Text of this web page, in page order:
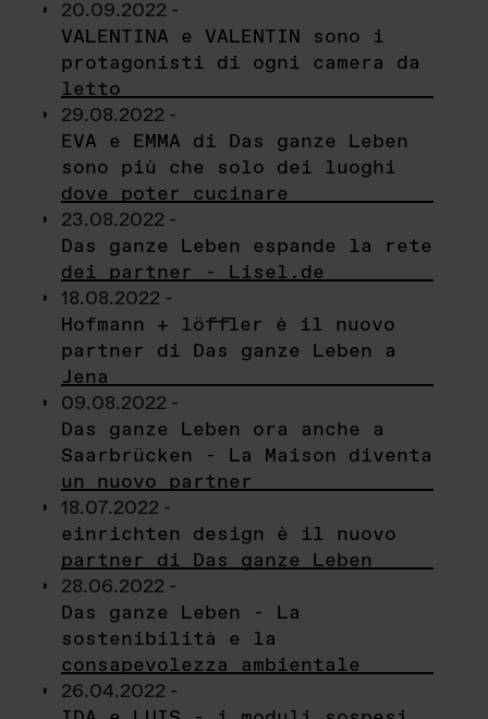
20.09.2022 -
VALENTINA e VALENTIN sono i
protagonisti di ogni camera da
letto
29.08.2022 -
EVA e EMMA di Das ganze Leben
sono più che solo dei luoghi
dove poter cucinare
23.08.2022 -
Das ganze Leben espande la rete
dei partner - Lisel.de
18.08.2022 -
Hofmann + löffler è il nuovo
partner di Das ganze Leben a
Jena
09.08.2022 -
Das ganze Leben ora anche a
Saarbrücken - La Maison diventa
un nuovo partner
18.07.2022 -
einrichten design è il nuovo
partner di Das ganze Leben
28.06.2022 -
Das ganze Leben - La
sostenibilità e la
consapevolezza ambientale
26.04.2022 -